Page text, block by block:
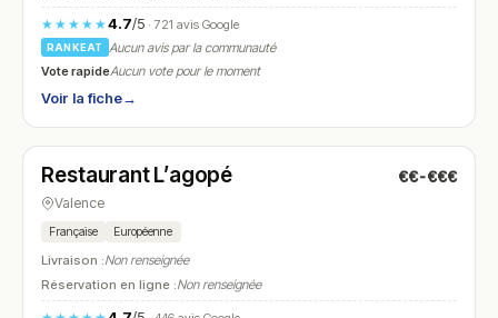
★★★★★4.7/5· 721 avis Google
RANKEAT
Aucun avis par la communauté
Vote rapideAucun vote pour le moment
Voir la fiche→
N° 14
Restaurant L’agopé €€-€€€
Valence
Française Européenne
Livraison :Non renseignée
Réservation en ligne :Non renseignée